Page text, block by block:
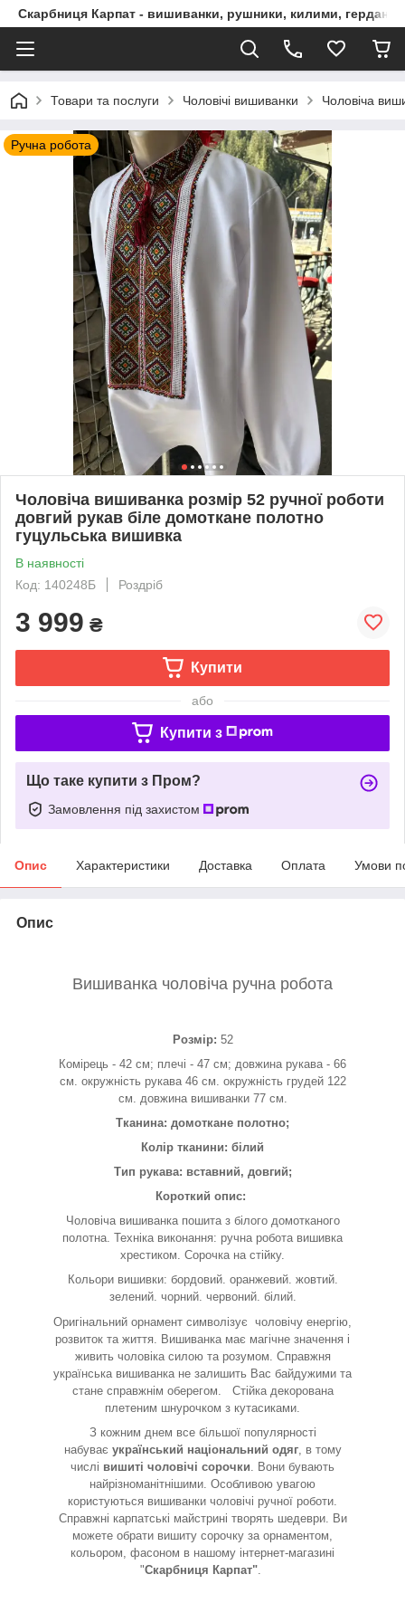
Скарбниця Карпат - вишиванки, рушники, килими, гердани,
Товари та послуги Чоловічі вишиванки Чоловіча
Ручна робота
Чоловіча вишиванка розмір 52 ручної роботи
довгий рукав біле домоткане полотно
гуцульська вишивка
В наявності
Код: 140248Б
Роздріб
3 999 ₴
Купити
або
Купити з
Що таке купити з Пром?
Замовлення під захистом
Опис Характеристики Доставка Оплата Умови
Опис
Вишиванка чоловіча ручна робота
Розмір: 52
Комірець - 42 см; плечі - 47 см; довжина рукава - 66
см. окружність рукава 46 см. окружність грудей 122
см. довжина вишиванки 77 см.
Тканина: домоткане полотно;
Колір тканини: білий
Тип рукава: вставний, довгий;
Короткий опис:
Чоловіча вишиванка пошита з білого домотканого
полотна. Техніка виконання: ручна робота вишивка
хрестиком. Сорочка на стійку.
Кольори вишивки: бордовий. оранжевий. жовтий.
зелений. чорний. червоний. білий.
Оригінальний орнамент символізує чоловічу енергію,
розвиток та життя. Вишиванка має магічне значення і
живить чоловіка силою та розумом. Справжня
українська вишиванка не залишить Вас байдужими та
стане справжнім оберегом. Стійка декорована
плетеним шнурочком з кутасиками.
З кожним днем все більшої популярності
набуває український національний одяг, в тому
числі вишиті чоловічі сорочки . Вони бувають
найрізноманітнішими. Особливою увагою
користуються вишиванки чоловічі ручної роботи.
Справжні карпатські майстрині творять шедеври. Ви
можете обрати вишиту сорочку за орнаментом,
кольором, фасоном в нашому інтернет-магазині
"Скарбниця Карпат"